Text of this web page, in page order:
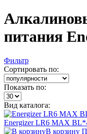
питания
Фильтр
Сортировать по:
Показать по:
Вид каталога:
Energizer LR6 MAX
В корзину